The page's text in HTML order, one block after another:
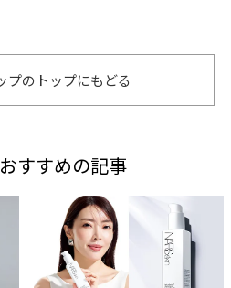
プのトップにもどる
すすめの記事